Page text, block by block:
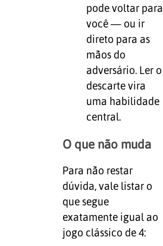
pode voltar para
você — ou ir
direto para as
mãos do
adversário. Ler o
descarte vira
uma habilidade
central.
O que não muda
Para não restar
dúvida, vale listar o
que segue
exatamente igual ao
jogo clássico de 4: